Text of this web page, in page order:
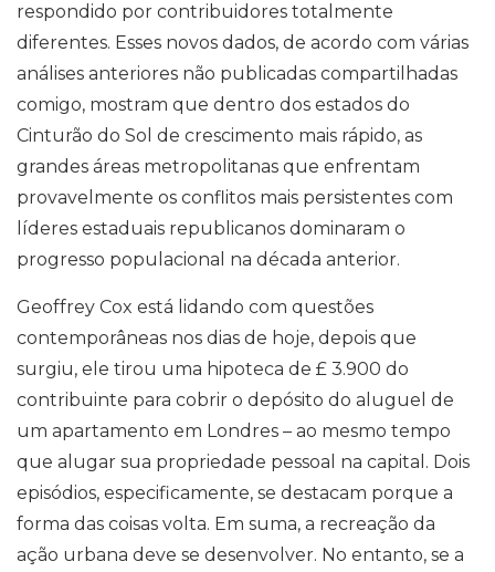
respondido por contribuidores totalmente
diferentes. Esses novos dados, de acordo com várias
análises anteriores não publicadas compartilhadas
comigo, mostram que dentro dos estados do
Cinturão do Sol de crescimento mais rápido, as
grandes áreas metropolitanas que enfrentam
provavelmente os conflitos mais persistentes com
líderes estaduais republicanos dominaram o
progresso populacional na década anterior.
Geoffrey Cox está lidando com questões
contemporâneas nos dias de hoje, depois que
surgiu, ele tirou uma hipoteca de £ 3.900 do
contribuinte para cobrir o depósito do aluguel de
um apartamento em Londres – ao mesmo tempo
que alugar sua propriedade pessoal na capital. Dois
episódios, especificamente, se destacam porque a
forma das coisas volta. Em suma, a recreação da
ação urbana deve se desenvolver. No entanto, se a